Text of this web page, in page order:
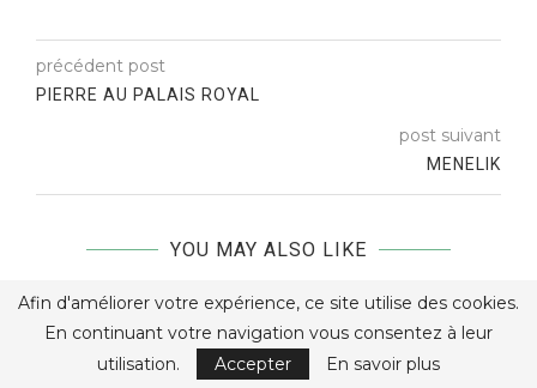
précédent post
PIERRE AU PALAIS ROYAL
post suivant
MENELIK
YOU MAY ALSO LIKE
Afin d'améliorer votre expérience, ce site utilise des cookies.
En continuant votre navigation vous consentez à leur
utilisation.
Accepter En savoir plus